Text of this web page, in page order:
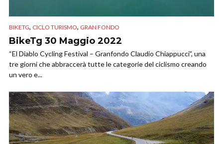
BIKETG, CICLO TURISMO, GRAN FONDO
BikeTg 30 Maggio 2022
“El Diablo Cycling Festival – Granfondo Claudio Chiappucci”, una
tre giorni che abbraccerà tutte le categorie del ciclismo creando
un vero e...